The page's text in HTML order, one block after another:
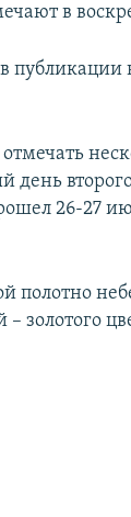
в
26-27
полотно
золотого